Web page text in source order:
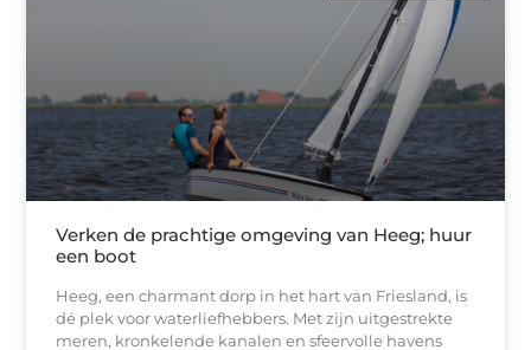
Verken de prachtige omgeving van Heeg; huur
een boot
Heeg, een charmant dorp in het hart van Friesland, is
dé plek voor waterliefhebbers. Met zijn uitgestrekte
meren, kronkelende kanalen en sfeervolle havens